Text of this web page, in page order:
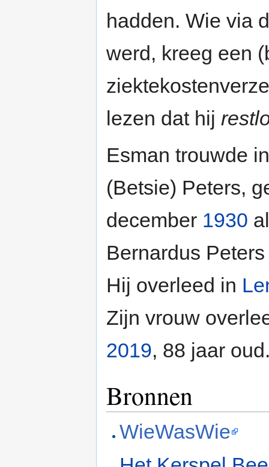
hadden. Wie via
werd, kreeg een
lezen dat hij
Esman trouwde
(Betsie) Peters,
december 1930
Bernardus
Hij overleed in
Zijn vrouw
2019, 88 jaar
Bronnen
WieWasWie